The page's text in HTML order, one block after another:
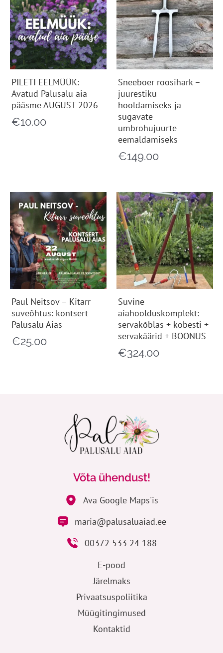
PILETI EELMÜÜK:
Avatud Palusalu aia
pääsme AUGUST 2026
€10.00
Sneeboer roosihark –
juurestiku
hooldamiseks ja
sügavate
umbrohujuurte
eemaldamiseks
€149.00
Paul Neitsov – Kitarr
suveõhtus: kontsert
Palusalu Aias
€25.00
Suvine
aiahoolduskomplekt:
servakõblas + kobesti +
servakäärid + BOONUS
€324.00
Võta ühendust!
Ava Google Maps'is
maria@palusaluaiad.ee
00372 533 24 188
E-pood
Järelmaks
Privaatsuspoliitika
Müügitingimused
Kontaktid